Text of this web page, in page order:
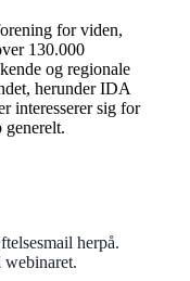
for viden,
130.000
og regionale
herunder IDA
interesserer sig for
herpå.